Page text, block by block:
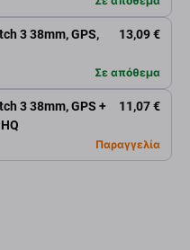
3 38mm, GPS,
13,09 €
Σε απόθεμα
3 38mm, GPS +
11,07 €
Παραγγελία